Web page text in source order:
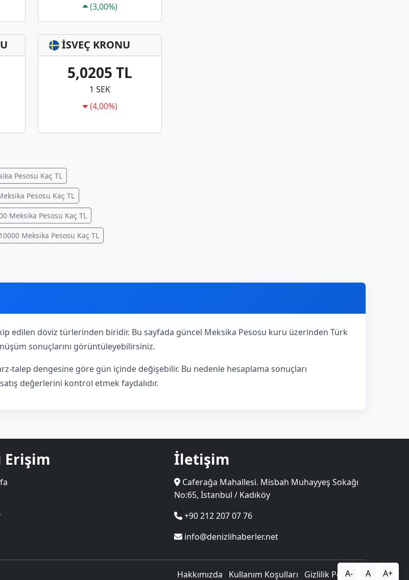
(3,00%)
İSVEÇ KRONU
5,0205 TL
1 SEK
(4,00%)
Pesosu Kaç TL
Pesosu Kaç TL
Meksika Pesosu Kaç TL
10000 Meksika Pesosu Kaç TL
edilen döviz türlerinden biridir. Bu sayfada güncel Meksika Pesosu kuru üzerinden Türk
sonuçlarını görüntüleyebilirsiniz.
talep dengesine göre gün içinde değişebilir. Bu nedenle hesaplama sonuçları
değerlerini kontrol etmek faydalıdır.
Erişim İletişim
Caferağa Mahallesi. Misbah Muhayyeş Sokağı
No:65, İstanbul / Kadıköy
+90 212 207 07 76
info@denizlihaberler.net
Hakkımızda Kullanım Koşulları Gizlilik Politikası
A- A A+